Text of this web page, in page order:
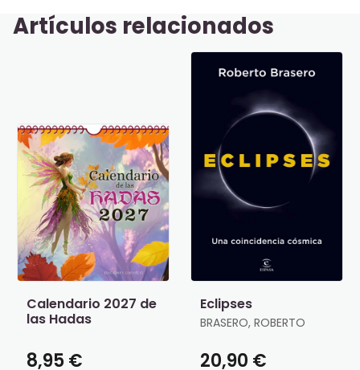
Artículos relacionados
Calendario 2027 de
las Hadas
8,95 €
Eclipses
BRASERO, ROBERTO
20,90 €